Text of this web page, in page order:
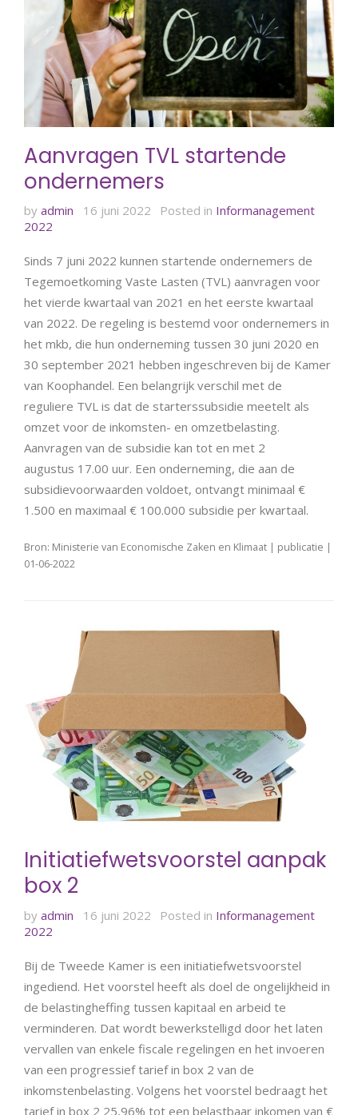
Aanvragen TVL startende
ondernemers
by admin 16 juni 2022 Posted in Informanagement
2022
Sinds 7 juni 2022 kunnen startende ondernemers de
Tegemoetkoming Vaste Lasten (TVL) aanvragen voor
het vierde kwartaal van 2021 en het eerste kwartaal
van 2022. De regeling is bestemd voor ondernemers in
het mkb, die hun onderneming tussen 30 juni 2020 en
30 september 2021 hebben ingeschreven bij de Kamer
van Koophandel. Een belangrijk verschil met de
reguliere TVL is dat de starterssubsidie meetelt als
omzet voor de inkomsten- en omzetbelasting.
Aanvragen van de subsidie kan tot en met 2
augustus 17.00 uur. Een onderneming, die aan de
subsidievoorwaarden voldoet, ontvangt minimaal €
1.500 en maximaal € 100.000 subsidie per kwartaal.
Bron: Ministerie van Economische Zaken en Klimaat | publicatie |
01-06-2022
Initiatiefwetsvoorstel aanpak
box 2
by admin 16 juni 2022 Posted in Informanagement
2022
Bij de Tweede Kamer is een initiatiefwetsvoorstel
ingediend. Het voorstel heeft als doel de ongelijkheid in
de belastingheffing tussen kapitaal en arbeid te
verminderen. Dat wordt bewerkstelligd door het laten
vervallen van enkele fiscale regelingen en het invoeren
van een progressief tarief in box 2 van de
inkomstenbelasting. Volgens het voorstel bedraagt het
tarief in box 2 25,96% tot een belastbaar inkomen van €